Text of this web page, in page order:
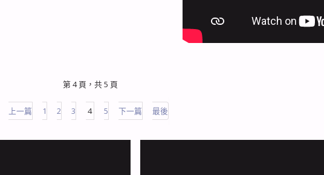
第 4 頁，共 5 頁
上一篇 1 2 3 4 5 下一篇 最後